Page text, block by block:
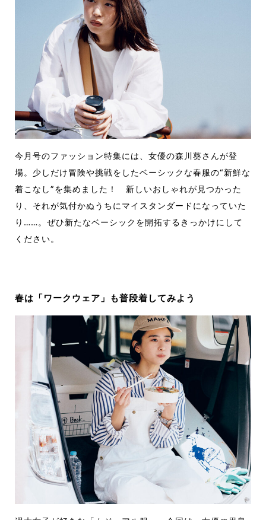
今月号のファッション特集には、女優の森川葵さんが登
場。少しだけ冒険や挑戦をしたベーシックな春服の“新鮮な
着こなし”を集めました！ 新しいおしゃれが見つかった
り、それが気付かぬうちにマイスタンダードになっていた
り……。ぜひ新たなベーシックを開拓するきっかけにして
ください。
春は「ワークウェア」も普段着してみよう